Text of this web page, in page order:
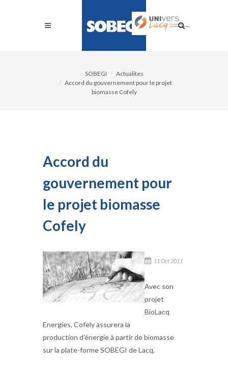
SOBEGI
Actualites
Accord du gouvernement pour le projet
biomasse Cofely
Accord du
gouvernement pour
le projet biomasse
Cofely
11 Oct 2011
Avec son
projet
BioLacq
Energies, Cofely assurera la
production d’énergie à partir de biomasse
sur la plate-forme SOBEGI de Lacq.